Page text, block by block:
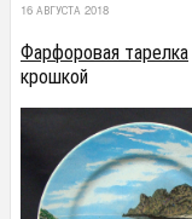
16 АВГУСТА 2018
Фарфоровая тарелка
крошкой